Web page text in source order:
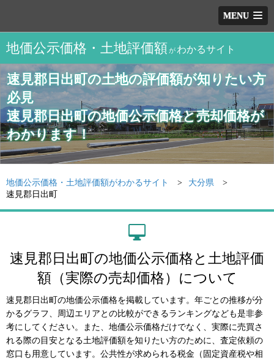
MENU
地価公示価格・土地評価額が わかるサイト
速見郡日出町の土地の評価額が知りたい方
必見
速見郡日出町の地価公示価格と売却価格が
わかります！
地価公示価格・土地評価額がわかるサイト
大分県
速見郡日出町
速見郡日出町の地価公示価格と土地評価
額（実際の売却価格）について
速見郡日出町の地価公示価格を掲載しています。年ごとの推移が分
かるグラフ、周辺エリアとの比較ができるランキングなども是非参
考にしてください。また、地価公示価格だけでなく、実際に売買さ
れる際の目安となる土地評価額を知りたい方のために、査定依頼の
窓口も用意しています。公共性が求められる税金（固定資産税や相